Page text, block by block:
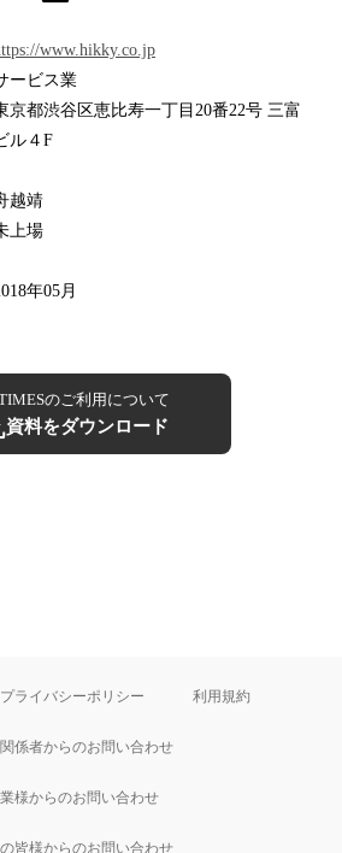
www.hikky.co.jp
ービス業
京都渋谷区恵比寿一丁目20番22号 三富
ル４F
越靖
上場
年05月
のご利用について
資料をダウンロード
プライバシーポリシー 利用規約
係者からのお問い合わせ
様からのお問い合わせ
皆様からのお問い合わせ